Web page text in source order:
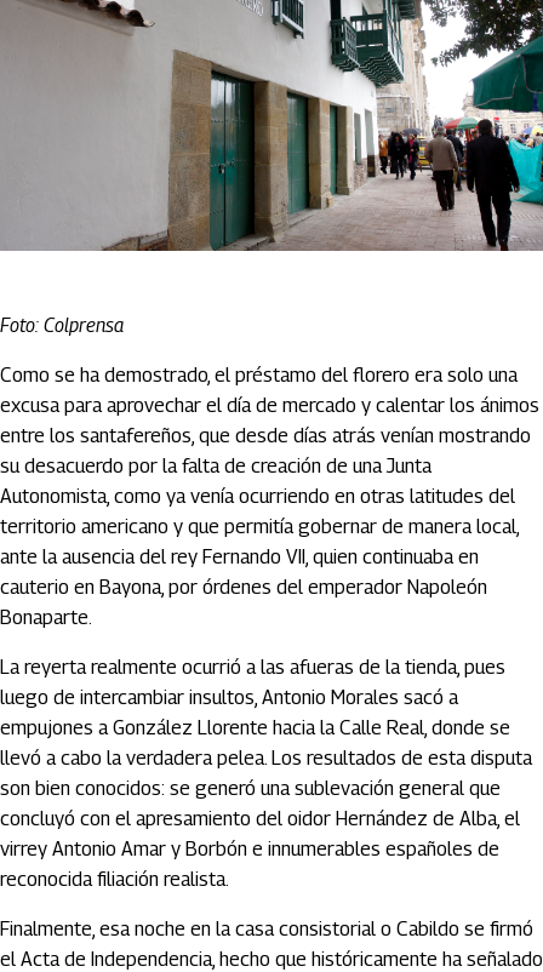
Foto: Colprensa
Como se ha demostrado, el préstamo del florero era solo una
excusa para aprovechar el día de mercado y calentar los ánimos
entre los santafereños, que desde días atrás venían mostrando
su desacuerdo por la falta de creación de una Junta
Autonomista, como ya venía ocurriendo en otras latitudes del
territorio americano y que permitía gobernar de manera local,
ante la ausencia del rey Fernando VII, quien continuaba en
cauterio en Bayona, por órdenes del emperador Napoleón
Bonaparte.
La reyerta realmente ocurrió a las afueras de la tienda, pues
luego de intercambiar insultos, Antonio Morales sacó a
empujones a González Llorente hacia la Calle Real, donde se
llevó a cabo la verdadera pelea. Los resultados de esta disputa
son bien conocidos: se generó una sublevación general que
concluyó con el apresamiento del oidor Hernández de Alba, el
virrey Antonio Amar y Borbón e innumerables españoles de
reconocida filiación realista.
Finalmente, esa noche en la casa consistorial o Cabildo se firmó
el Acta de Independencia, hecho que históricamente ha señalado